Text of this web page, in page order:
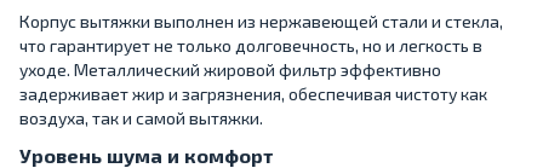
Корпус вытяжки выполнен из нержавеющей стали и стекла,
что гарантирует не только долговечность, но и легкость в
уходе. Металлический жировой фильтр эффективно
задерживает жир и загрязнения, обеспечивая чистоту как
воздуха, так и самой вытяжки.
Уровень шума и комфорт